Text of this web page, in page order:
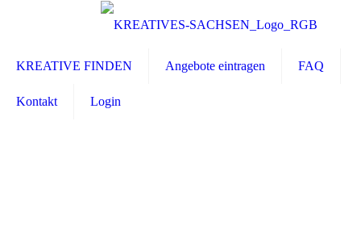
KREATIVE FINDEN Angebote eintragen FAQ
Kontakt Login